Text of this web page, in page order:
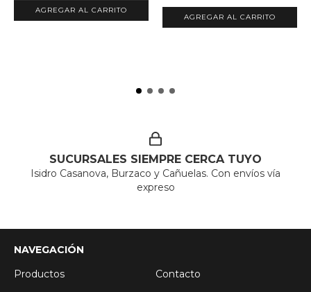
SUCURSALES SIEMPRE CERCA TUYO
Isidro Casanova, Burzaco y Cañuelas. Con envíos vía
expreso
NAVEGACIÓN
Productos
Contacto